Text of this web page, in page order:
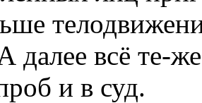
далее всё те-
и в суд.